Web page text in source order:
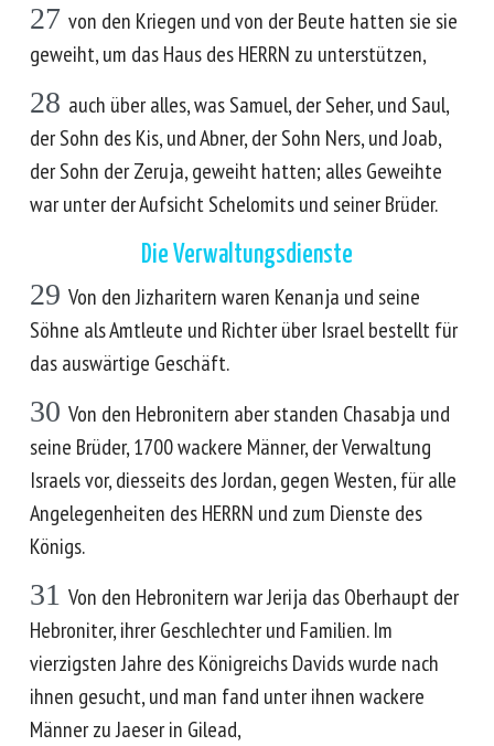
27 von den Kriegen und von der Beute hatten sie sie
geweiht, um das Haus des HERRN zu unterstützen,
28 auch über alles, was Samuel, der Seher, und Saul,
der Sohn des Kis, und Abner, der Sohn Ners, und Joab,
der Sohn der Zeruja, geweiht hatten; alles Geweihte
war unter der Aufsicht Schelomits und seiner Brüder.
Die Verwaltungsdienste
29 Von den Jizharitern waren Kenanja und seine
Söhne als Amtleute und Richter über Israel bestellt für
das auswärtige Geschäft.
30 Von den Hebronitern aber standen Chasabja und
seine Brüder, 1700 wackere Männer, der Verwaltung
Israels vor, diesseits des Jordan, gegen Westen, für alle
Angelegenheiten des HERRN und zum Dienste des
Königs.
31 Von den Hebronitern war Jerija das Oberhaupt der
Hebroniter, ihrer Geschlechter und Familien. Im
vierzigsten Jahre des Königreichs Davids wurde nach
ihnen gesucht, und man fand unter ihnen wackere
Männer zu Jaeser in Gilead,